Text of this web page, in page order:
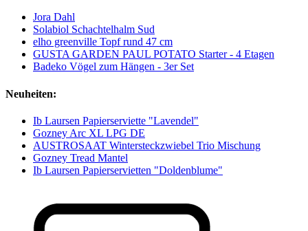
Jora Dahl
Solabiol Schachtelhalm Sud
elho greenville Topf rund 47 cm
GUSTA GARDEN PAUL POTATO Starter - 4 Etagen
Badeko Vögel zum Hängen - 3er Set
Neuheiten:
Ib Laursen Papierserviette "Lavendel"
Gozney Arc XL LPG DE
AUSTROSAAT Wintersteckzwiebel Trio Mischung
Gozney Tread Mantel
Ib Laursen Papierservietten "Doldenblume"